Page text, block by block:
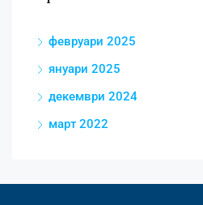
февруари 2025
януари 2025
декември 2024
март 2022